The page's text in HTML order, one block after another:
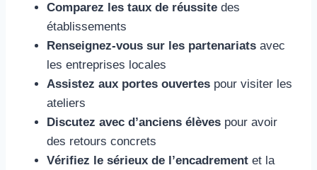
Comparez les taux de réussite des
établissements
Renseignez-vous sur les partenariats avec
les entreprises locales
Assistez aux portes ouvertes pour visiter les
ateliers
Discutez avec d’anciens élèves pour avoir
des retours concrets
Vérifiez le sérieux de l’encadrement et la